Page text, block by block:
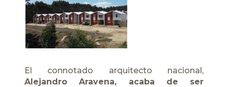
El connotado arquitecto nacional,
Alejandro Aravena, acaba de ser